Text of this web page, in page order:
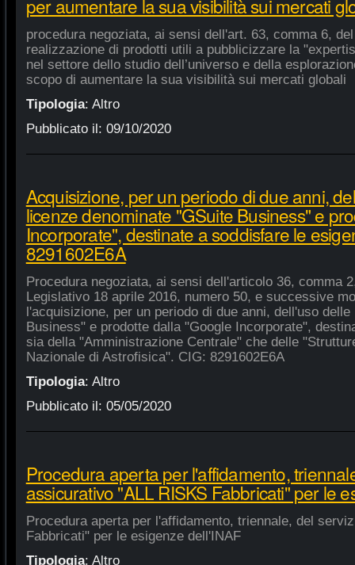
per aumentare la sua visibilità sui mercati
procedura negoziata, ai sensi dell'art. 63, comma 6,
realizzazione di prodotti utili a pubblicizzare la
nel settore dello studio dell’universo e della
scopo di aumentare la sua visibilità sui mercati globali
Tipologia: Altro
Pubblicato il: 09/10/2020
Acquisizione, per un periodo di due anni,
licenze denominate "GSuite Business" e
Incorporate", destinate a soddisfare le
8291602E6A
Procedura negoziata, ai sensi dell'articolo 36, comma
Legislativo 18 aprile 2016, numero 50, e successive
l'acquisizione, per un periodo di due anni, dell'uso
Business" e prodotte dalla "Google Incorporate",
sia della "Amministrazione Centrale" che delle
Nazionale di Astrofisica". CIG: 8291602E6A
Tipologia: Altro
Pubblicato il: 05/05/2020
Procedura aperta per l'affidamento,
assicurativo "ALL RISKS Fabbricati" per le
Procedura aperta per l'affidamento, triennale, del
Fabbricati" per le esigenze dell'INAF
Tipologia: Altro